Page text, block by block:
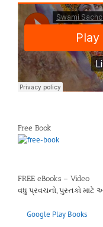
Free Book
FREE eBooks – Video
વધુ પ્રવચનો, પુસ્તકો માટે
Google Play Books